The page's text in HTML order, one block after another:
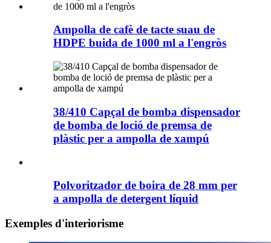
Ampolla de cafè de tacte suau de
HDPE buida de 1000 ml a l'engròs
38/410 Capçal de bomba dispensador
de bomba de loció de premsa de
plàstic per a ampolla de xampú
Polvoritzador de boira de 28 mm per
a ampolla de detergent líquid
Exemples d'interiorisme